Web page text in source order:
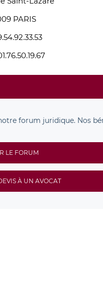
PARIS
forum juridique. Nos
LE FORUM
À UN AVOCAT